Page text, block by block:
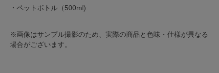
・ペットボトル（500ml)
※画像はサンプル撮影のため、実際の商品と色味・仕様が異なる
場合がございます。